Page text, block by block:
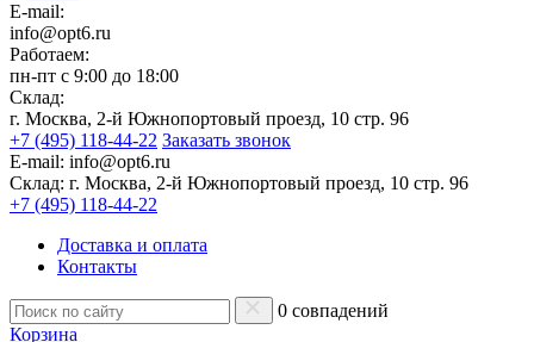
E-mail:
info@opt6.ru
Работаем:
пн-пт с 9:00 до 18:00
Склад:
г. Москва, 2-й Южнопортовый проезд, 10 стр. 96
+7 (495) 118-44-22 Заказать звонок
E-mail: info@opt6.ru
Склад: г. Москва, 2-й Южнопортовый проезд, 10 стр. 96
+7 (495) 118-44-22
Доставка и оплата
Контакты
0 совпадений
Корзина